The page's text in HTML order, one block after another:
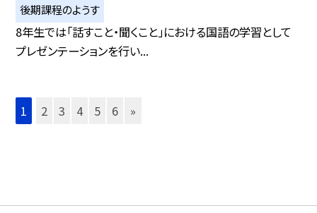
後期課程のようす
8年生では「話すこと・聞くこと」における国語の学習として
プレゼンテーションを行い...
1 2 3 4 5 6 »